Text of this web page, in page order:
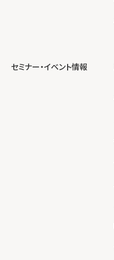
セミナー・イベント情報